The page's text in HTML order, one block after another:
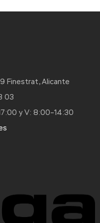
Finestrat, Alicante
03
y V: 8:00–14:30